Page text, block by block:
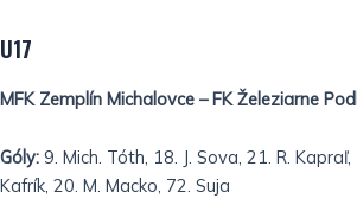
U17
MFK Zemplín Michalovce – FK Železiarne
Góly: 9. Mich. Tóth, 18. J. Sova, 21. R.
Kafrík, 20. M. Macko, 72. Suja